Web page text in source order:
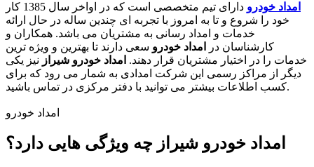
امداد خودرو
دارای تیم متخصصی است که در اواخر سال 1385 کار
خود را شروع و تا به امروز با تجربه ای چندین ساله در حال ارائه
خدمات و امداد رسانی به مشتریان می باشد. همکاران و
کارشناسان در
امداد خودرو سعی دارند تا بهترین و ویژه ترین
خدمات را در اختیار مشتریان قرار دهند. امداد خودرو شیراز نیز یکی
دیگر از مراکز رسمی این شرکت امدادی به شمار می رود که برای
کسب اطلاعات بیشتر می توانید با دفتر مرکزی در تماس باشید.
امداد خودرو
امداد خودرو شیراز چه ویژگی هایی دارد؟